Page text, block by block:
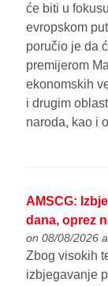
će biti u
evropskom
poručio je da
premijerom
ekonomskih
i drugim
naroda, kao i
AMSCG:
dana, oprez
on 08/08/2026
Zbog visokih
izbjegavanje